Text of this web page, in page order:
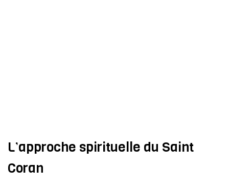
L’approche spirituelle du Saint
Coran